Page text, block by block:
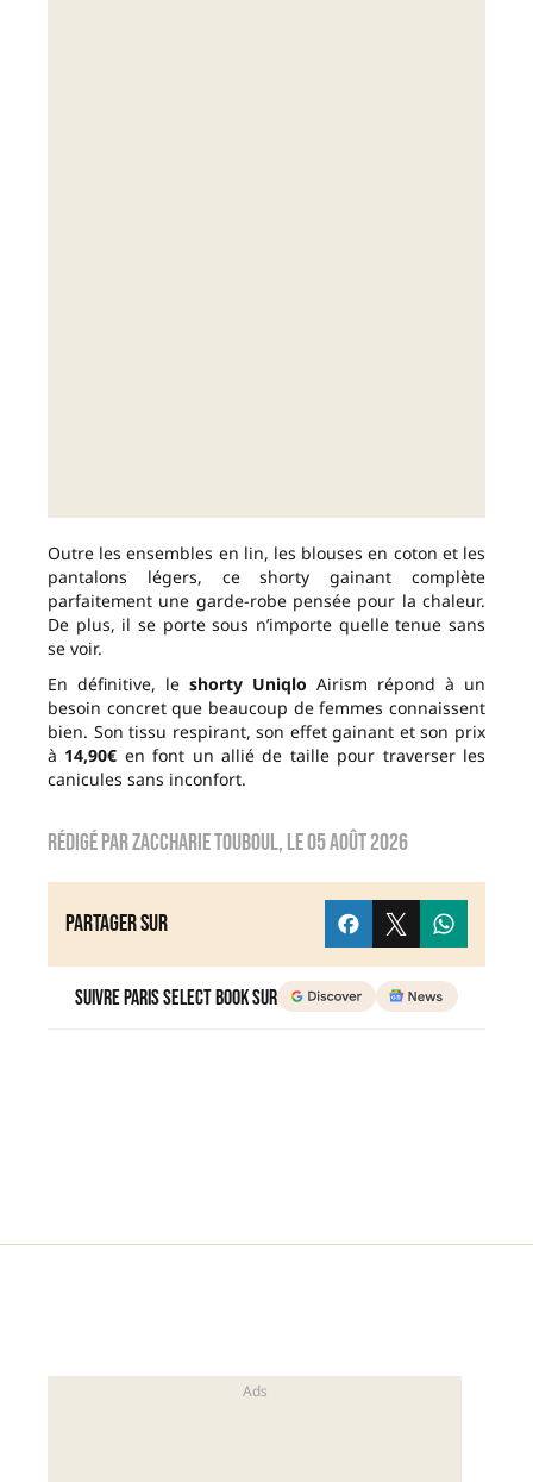
Outre les ensembles en lin, les blouses en coton et les
pantalons légers, ce shorty gainant complète
parfaitement une garde-robe pensée pour la chaleur.
De plus, il se porte sous n’importe quelle tenue sans
se voir.
En définitive, le shorty Uniqlo Airism répond à un
besoin concret que beaucoup de femmes connaissent
bien. Son tissu respirant, son effet gainant et son prix
à 14,90€ en font un allié de taille pour traverser les
canicules sans inconfort.
Rédigé parzaccharie touboul, le05 août 2026
Partager sur
Suivre Paris Select Book sur